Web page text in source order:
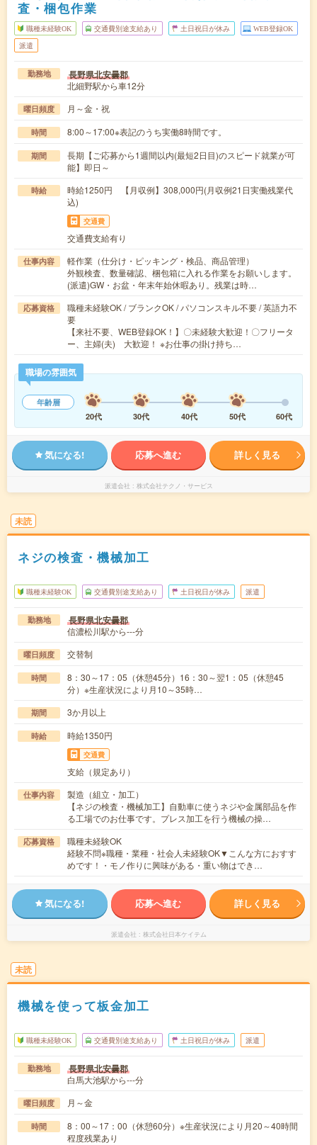
査・梱包作業
職種未経験OK 交通費別途支給あり 土日祝日が休み WEB登録OK
派遣
勤務地 長野県北安曇郡
北細野駅から車12分
曜日頻度 月～金・祝
時間 8:00～17:00※表記のうち実働8時間です。
期間
長期【ご応募から1週間以内(最短2日目)のスピード就業が可
能】即日～
時給
時給1250円 【月収例】308,000円(月収例21日実働残業代
込)
交通費
交通費支給有り
仕事内容
軽作業（仕分け・ピッキング・検品、商品管理）
外観検査、数量確認、梱包箱に入れる作業をお願いします。
(派遣)GW・お盆・年末年始休暇あり。残業は時…
応募資格
職種未経験OK / ブランクOK / パソコンスキル不要 / 英語力不
要
【来社不要、WEB登録OK！】〇未経験大歓迎！〇フリータ
ー、主婦(夫) 大歓迎！ ※お仕事の掛け持ち…
職場の雰囲気
年齢層
20代
30代 40代 50代 60代
気になる! 応募へ進む 詳しく見る
派遣会社 株式会社テクノ・サービス
未読
ネジの検査・機械加工
職種未経験OK 交通費別途支給あり 土日祝日が休み 派遣
勤務地 長野県北安曇郡
信濃松川駅から---分
曜日頻度 交替制
時間
8：30～17：05（休憩45分）16：30～翌1：05（休憩45
分）※生産状況により月10～35時…
期間 3か月以上
時給 時給1350円
交通費
支給（規定あり）
仕事内容
製造（組立・加工）
【ネジの検査・機械加工】自動車に使うネジや金属部品を作
る工場でのお仕事です。プレス加工を行う機械の操…
応募資格
職種未経験OK
経験不問※職種・業種・社会人未経験OK▼こんな方におすす
めです！・モノ作りに興味がある・重い物はでき…
気になる! 応募へ進む 詳しく見る
派遣会社 株式会社日本ケイテム
未読
機械を使って板金加工
職種未経験OK 交通費別途支給あり 土日祝日が休み 派遣
勤務地 長野県北安曇郡
白馬大池駅から---分
曜日頻度 月～金
時間
8：00～17：00（休憩60分）※生産状況により月20～40時間
程度残業あり